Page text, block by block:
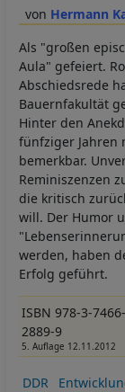
Hermann
Als "großen
Aula" gefeiert.
Abschiedsrede
Bauernfakultät
Hinter den
fünfziger Jahren
bemerkbar.
Reminiszenzen
die kritisch
will. Der Humor
werden, haben
Erfolg geführt.
ISBN 978-3-7466-
2889-9
5. Auflage 12.11.2012
DDR